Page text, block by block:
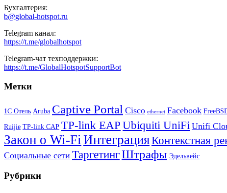
Бухгалтерия:
b@global-hotspot.ru
Telegram канал:
https://t.me/globalhotspot
Telegram-чат техподдержки:
https://t.me/GlobalHotspotSupportBot
Метки
1С Отель Aruba Captive Portal Cisco ethernet Facebook
Ruijie TP-link CAP TP-link EAP Ubiquiti UniFi Unifi
Закон о Wi-FiИнтеграцияКонтекстная
Социальные сети ТаргетингШтрафы Эдельвейс
Рубрики